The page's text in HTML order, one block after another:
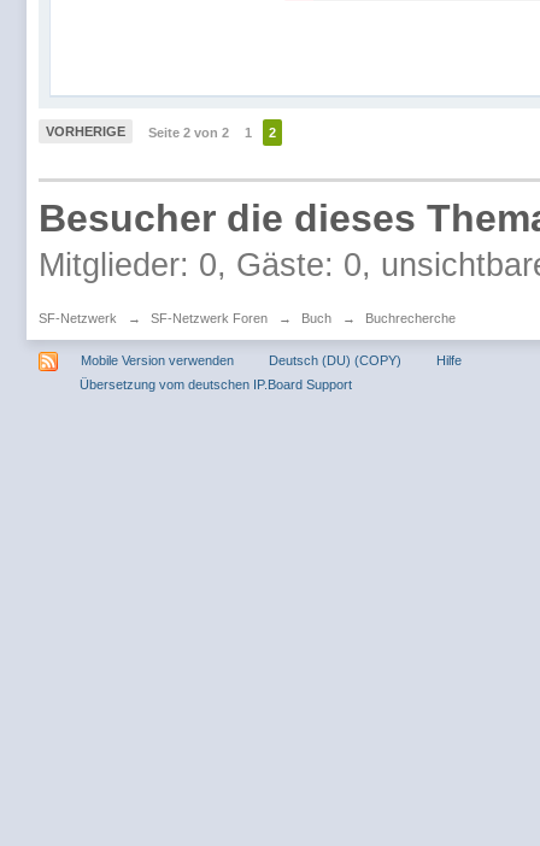
VORHERIGE Seite 2 von 2 1 2
Besucher die dieses
Mitglieder: 0, Gäste: 0,
SF-Netzwerk → SF-Netzwerk Foren → Buch → Buchrecherche
Mobile Version verwenden Deutsch (DU) (COPY)
Hilfe
Übersetzung vom deutschen IP.Board Support